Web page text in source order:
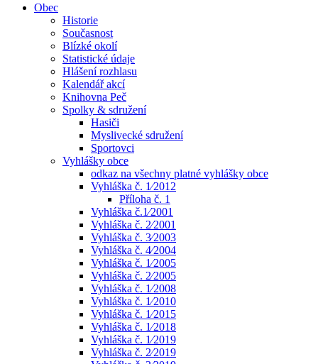
Obec
Historie
Současnost
Blízké okolí
Statistické údaje
Hlášení rozhlasu
Kalendář akcí
Knihovna Peč
Spolky & sdružení
Hasiči
Myslivecké sdružení
Sportovci
Vyhlášky obce
odkaz na všechny platné vyhlášky obce
Vyhláška č. 1⁄2012
Příloha č. 1
Vyhláška č.1⁄2001
Vyhláška č. 2⁄2001
Vyhláška č. 3⁄2003
Vyhláška č. 4⁄2004
Vyhláška č. 1⁄2005
Vyhláška č. 2⁄2005
Vyhláška č. 1⁄2008
Vyhláška č. 1⁄2010
Vyhláška č. 1⁄2015
Vyhláška č. 1⁄2018
Vyhláška č. 1⁄2019
Vyhláška č. 2⁄2019